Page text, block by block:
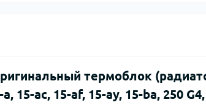
термоблок
15-ac, 15-af, 15-ay, 15-ba, 250